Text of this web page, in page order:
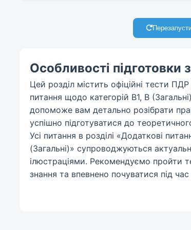
Особливості підготовки
Цей розділ містить офіційні тести
питання щодо категорій B1, B
допоможе вам детально розібрати
успішно підготуватися до
Усі питання в розділі «Додаткові
(Загальні)» супроводжуються
ілюстраціями. Рекомендуємо пройти
знання та впевнено почуватися під